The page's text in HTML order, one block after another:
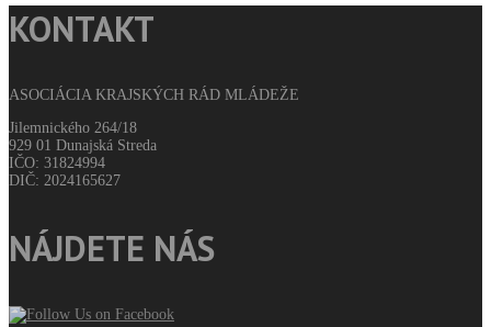
KONTAKT
ASOCIÁCIA KRAJSKÝCH RÁD MLÁDEŽE
Jilemnického 264/18
929 01 Dunajská Streda
IČO: 31824994
DIČ: 2024165627
NÁJDETE NÁS